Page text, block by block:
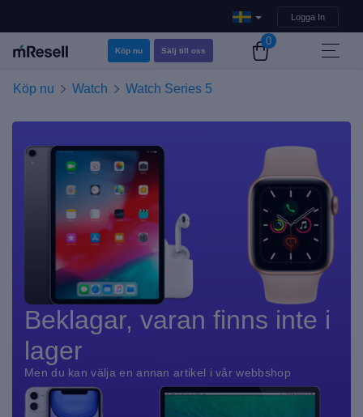
Logga In
Köp nu Sälj till oss
0
Köp nu Watch Watch Series 5
Beklagar, varan finns inte i
lager
Men du kan välja en annan artikel i vår webbshop